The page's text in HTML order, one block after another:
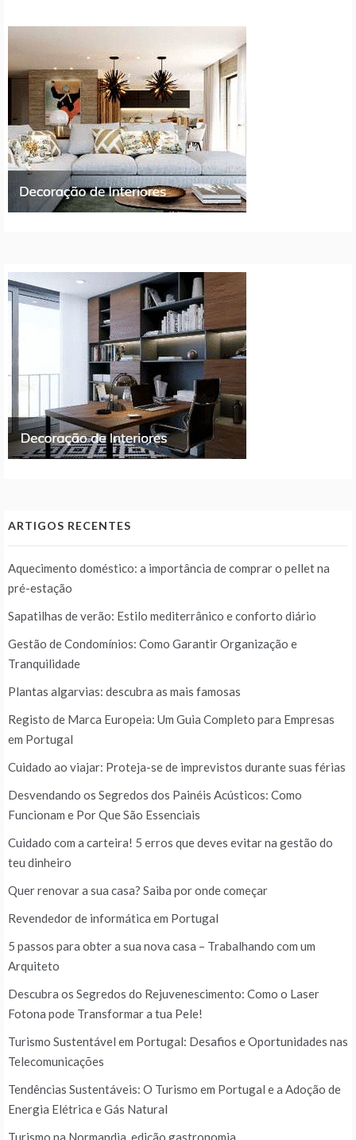
ARTIGOS RECENTES
Aquecimento doméstico: a importância de comprar o pellet na
pré-estação
Sapatilhas de verão: Estilo mediterrânico e conforto diário
Gestão de Condomínios: Como Garantir Organização e
Tranquilidade
Plantas algarvias: descubra as mais famosas
Registo de Marca Europeia: Um Guia Completo para Empresas
em Portugal
Cuidado ao viajar: Proteja-se de imprevistos durante suas férias
Desvendando os Segredos dos Painéis Acústicos: Como
Funcionam e Por Que São Essenciais
Cuidado com a carteira! 5 erros que deves evitar na gestão do
teu dinheiro
Quer renovar a sua casa? Saiba por onde começar
Revendedor de informática em Portugal
5 passos para obter a sua nova casa – Trabalhando com um
Arquiteto
Descubra os Segredos do Rejuvenescimento: Como o Laser
Fotona pode Transformar a tua Pele!
Turismo Sustentável em Portugal: Desafios e Oportunidades nas
Telecomunicações
Tendências Sustentáveis: O Turismo em Portugal e a Adoção de
Energia Elétrica e Gás Natural
Turismo na Normandia, edição gastronomia